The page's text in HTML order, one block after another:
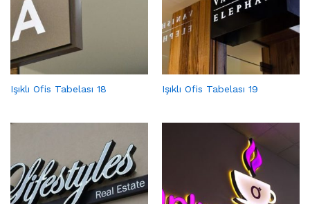
Işıklı Ofis Tabelası 18 Işıklı Ofis Tabelası 19